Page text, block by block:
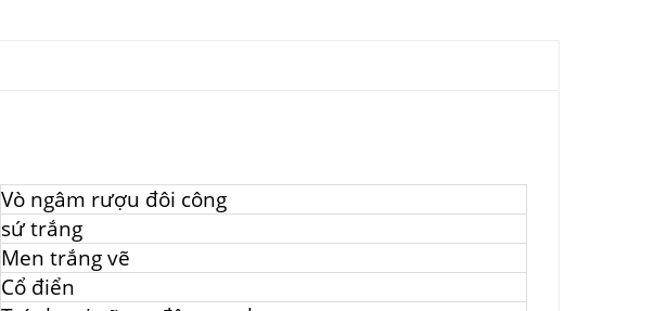
Vò ngâm rượu đôi công
sứ trắng
Men trắng vẽ
Cổ điển